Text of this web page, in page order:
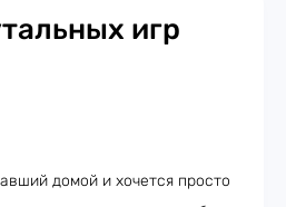
игр
домой и хочется просто